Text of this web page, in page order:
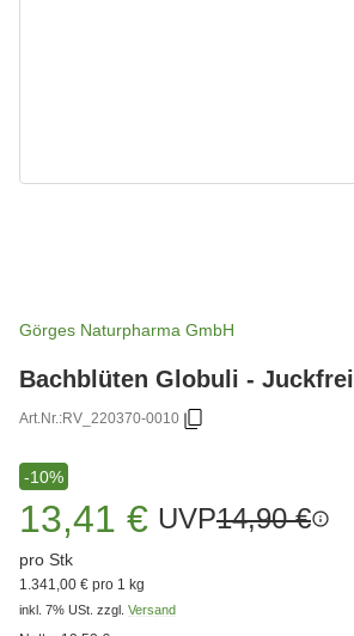
Görges Naturpharma GmbH
Bachblüten Globuli - Juckfrei
Art.Nr.:RV_220370-0010
-10%
13,41 € UVP14,90 €
pro Stk
1.341,00 € pro 1 kg
inkl. 7% USt. zzgl. Versand